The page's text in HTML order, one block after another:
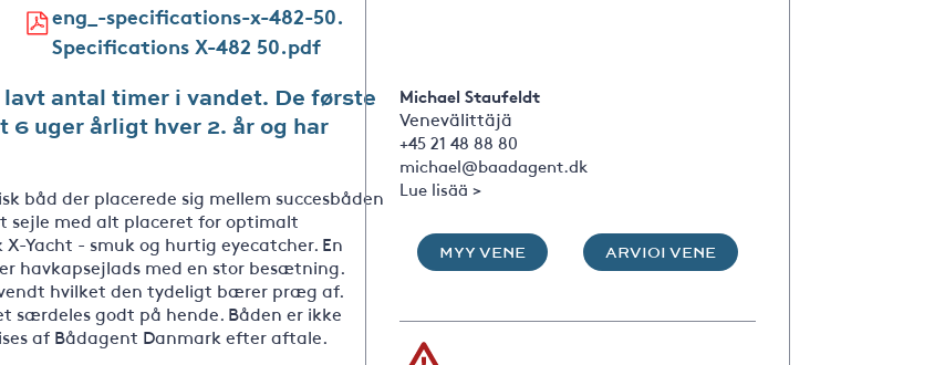
eng_-specifications-x-482-50.
Specifications X-482 50.pdf
antal timer i vandet. De første
uger årligt hver 2. år og har
båd der placerede sig mellem succesbåden
sejle med alt placeret for optimalt
Yacht - smuk og hurtig eyecatcher. En
havkapsejlads med en stor besætning.
hvilket den tydeligt bærer præg af.
særdeles godt på hende. Båden er ikke
af Bådagent Danmark efter aftale.
Michael Staufeldt
Venevälittäjä
+45 21 48 88 80
michael@baadagent.dk
Lue lisää >
MYY VENE ARVIOI VENE